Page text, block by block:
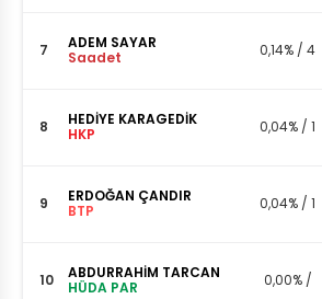
7
ADEM SAYAR
Saadet
0,14% / 4
8
HEDİYE KARAGEDİK
HKP
0,04% / 1
9
ERDOĞAN ÇANDIR
BTP
0,04% / 1
10
ABDURRAHİM TARCAN
HÜDA PAR
0,00% /